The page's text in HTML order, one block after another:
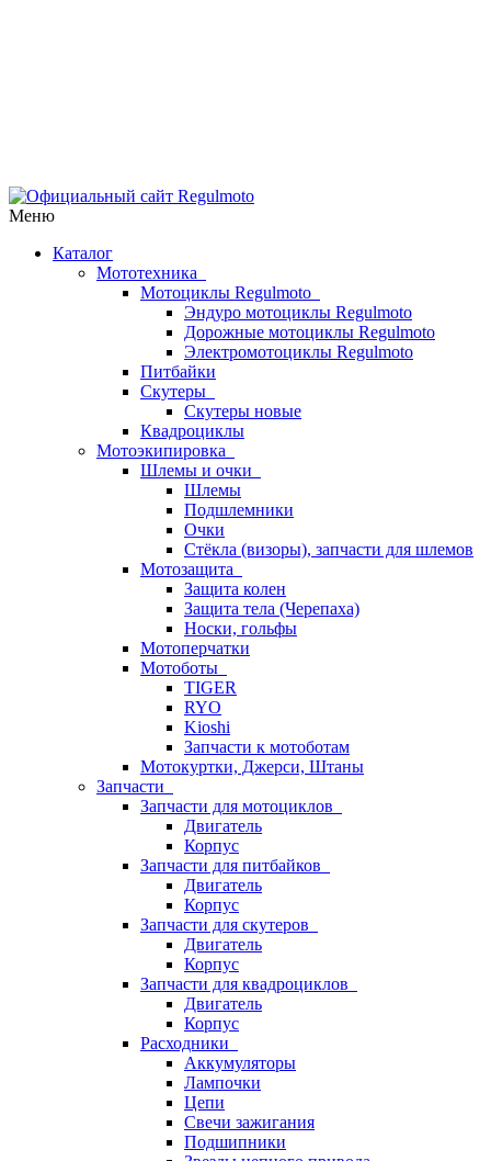
Меню
Каталог
Мототехника
Мотоциклы Regulmoto
Эндуро мотоциклы Regulmoto
Дорожные мотоциклы Regulmoto
Электромотоциклы Regulmoto
Питбайки
Скутеры
Скутеры новые
Квадроциклы
Мотоэкипировка
Шлемы и очки
Шлемы
Подшлемники
Очки
Стёкла (визоры), запчасти для шлемов
Мотозащита
Защита колен
Защита тела (Черепаха)
Носки, гольфы
Мотоперчатки
Мотоботы
TIGER
RYO
Kioshi
Запчасти к мотоботам
Мотокуртки, Джерси, Штаны
Запчасти
Запчасти для мотоциклов
Двигатель
Корпус
Запчасти для питбайков
Двигатель
Корпус
Запчасти для скутеров
Двигатель
Корпус
Запчасти для квадроциклов
Двигатель
Корпус
Расходники
Аккумуляторы
Лампочки
Цепи
Свечи зажигания
Подшипники